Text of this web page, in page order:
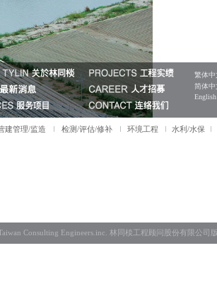
繁体中
简体中
English
建管理/监造 检测/评估/修补 环境工程 水利/水保
Consulting Engineers.inc. 林同棪工程顾问股份有限公司